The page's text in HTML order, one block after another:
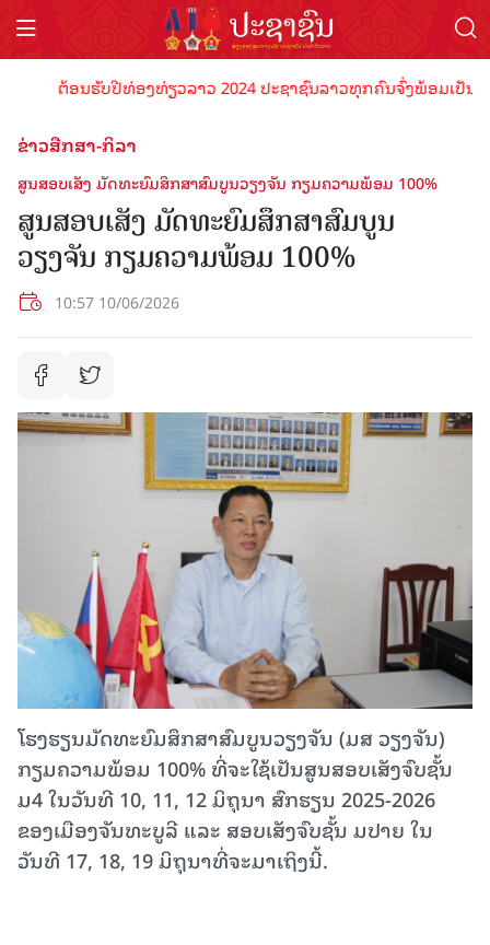
ຕ້ອນຮັບປີທ່ອງທ່ຽວລາວ 2024 ປະຊາຊົນລາວທຸກຄົນຈົ່ງພ້ອມເປັນເ
ຂ່າວສືກສາ-ກິລາ
ສູນສອບເສັງ ມັດທະຍົມສຶກສາສົມບູນວຽງຈັນ ກຽມຄວາມພ້ອມ 100%
ສູນສອບເສັງ ມັດທະຍົມສຶກສາສົມບູນ
ວຽງຈັນ ກຽມຄວາມພ້ອມ 100%
10:57 10/06/2026
ໂຮງຮຽນມັດທະຍົມສຶກສາສົມບູນວຽງຈັນ (ມສ ວຽງຈັນ)
ກຽມຄວາມພ້ອມ 100% ທີ່ຈະໃຊ້ເປັນສູນສອບເສັງຈົບຊັ້ນ
ມ4 ໃນວັນທີ 10, 11, 12 ມິຖຸນາ ສົກຮຽນ 2025-2026
ຂອງເມືອງຈັນທະບູລີ ແລະ ສອບເສັງຈົບຊັ້ນ ມປາຍ ໃນ
ວັນທີ 17, 18, 19 ມິຖຸນາທີ່ຈະມາເຖິງນີ້.